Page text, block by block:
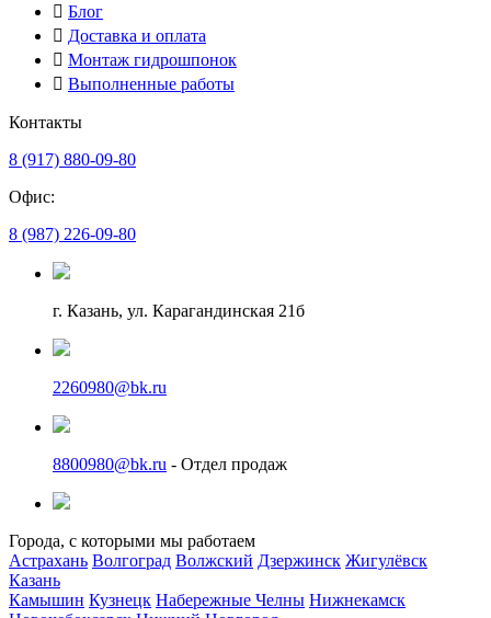
Блог
Доставка и оплата
Монтаж гидрошпонок
Выполненные работы
Контакты
8 (917) 880-09-80
Офис:
8 (987) 226-09-80
г. Казань, ул. Карагандинская 21б
2260980@bk.ru
8800980@bk.ru - Отдел продаж
Города, с которыми мы работаем
Астрахань Волгоград Волжский Дзержинск Жигулёвск
Казань
Камышин Кузнецк Набережные Челны Нижнекамск